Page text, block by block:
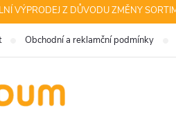
VÝPRODEJ Z DŮVODU ZMĚNY
Obchodní a reklamční podmínky